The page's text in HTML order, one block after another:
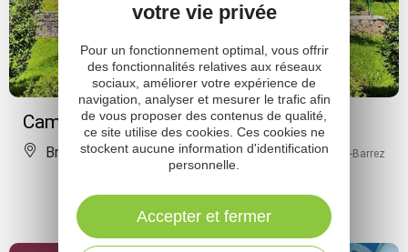
Camping municipal de Brommat
Brommat À 2.5 km de Mur-de-Barrez
votre vie privée
Pour un fonctionnement optimal, vous offrir
des fonctionnalités relatives aux réseaux
sociaux, améliorer votre expérience de
navigation, analyser et mesurer le trafic afin
de vous proposer des contenus de qualité,
ce site utilise des cookies. Ces cookies ne
stockent aucune information d'identification
personnelle.
Accepter et fermer